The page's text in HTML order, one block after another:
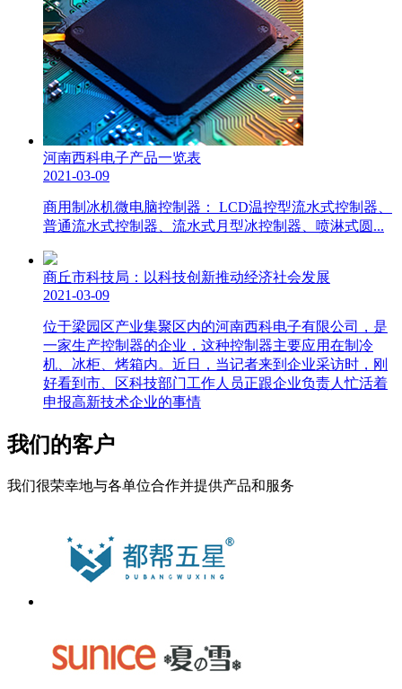
河南西科电子产品一览表
2021-03-09
商用制冰机微电脑控制器： LCD温控型流水式控制器、
普通流水式控制器、流水式月型冰控制器、喷淋式圆...
商丘市科技局：以科技创新推动经济社会发展
2021-03-09
位于梁园区产业集聚区内的河南西科电子有限公司，是
一家生产控制器的企业，这种控制器主要应用在制冷
机、冰柜、烤箱内。近日，当记者来到企业采访时，刚
好看到市、区科技部门工作人员正跟企业负责人忙活着
申报高新技术企业的事情
我们的客户
我们很荣幸地与各单位合作并提供产品和服务